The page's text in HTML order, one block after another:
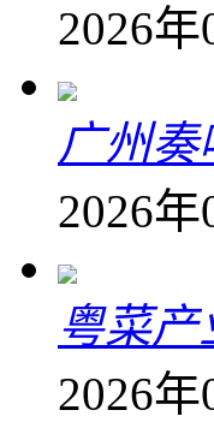
2026
广州奏
2026
粤菜
2026